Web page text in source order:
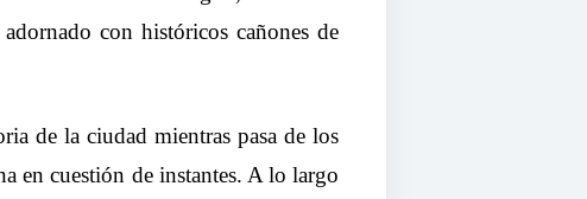
con históricos cañones de
de la ciudad mientras pasa de los
en cuestión de instantes. A lo largo